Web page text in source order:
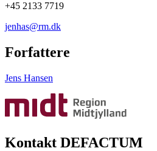
+45 2133 7719
jenhas@rm.dk
Forfattere
Jens Hansen
Kontakt DEFACTUM